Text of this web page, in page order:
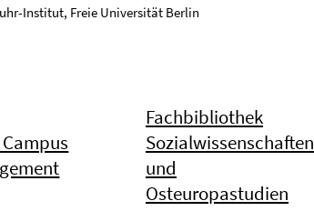
Institut, Freie Universität Berlin
Fachbibliothek
Sozialwissenschaften
und
Osteuropastudien